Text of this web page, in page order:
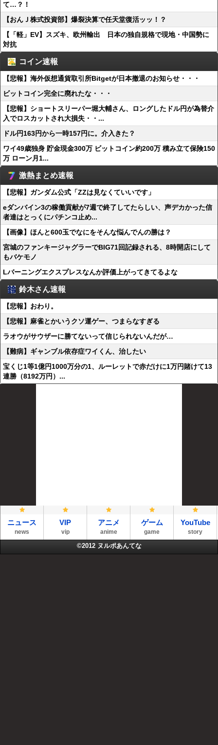
て…？！
【おんＪ株式投資部】爆裂決算で任天堂復活ッッ！？
【「軽」EV】スズキ、欧州輸出 日本の独自規格で現地・中国勢に
対抗
コイン速報
【悲報】海外仮想通貨取引所Bitgetが日本撤退のお知らせ・・・
ビットコイン完全に廃れたな・・・
【悲報】ショートスリーパー堀大輔さん、ロングしたドル円が為替介
入でロスカットされ大損失・・...
ドル円163円から一時157円に。介入きた？
ワイ49歳独身 貯金現金300万 ビットコイン約200万 積み立て保険150
万 ローン月1...
激熱まとめ速報
【悲報】ガンダム公式「ZZは見なくていいです」
eダンバイン3の稼働貢献が7週で終了してたらしい、声デカかった信
者達はとっくにパチンコ止め...
【画像】ほんと600玉でなにをそんな悩んでんの勝は？
宮城のファンキージャグラーでBIG71回記録される、8時開店にして
もバケモノ
Lバーニングエクスプレスなんか評価上がってきてるよな
鈴木さん速報
【悲報】おわり。
【悲報】麻雀とかいうクソ運ゲー、つまらなすぎる
ラオウがサウザーに勝てないって信じられないんだが…
【難病】ギャンブル依存症ワイくん、治したい
宝くじ1等1億円1000万分の1、ルーレットで赤だけに1万円賭けて13
連勝（8192万円）...
ニュース
news
VIP
vip
アニメ
anime
ゲーム
game
YouTube
story
©2012 ヌルポあんてな